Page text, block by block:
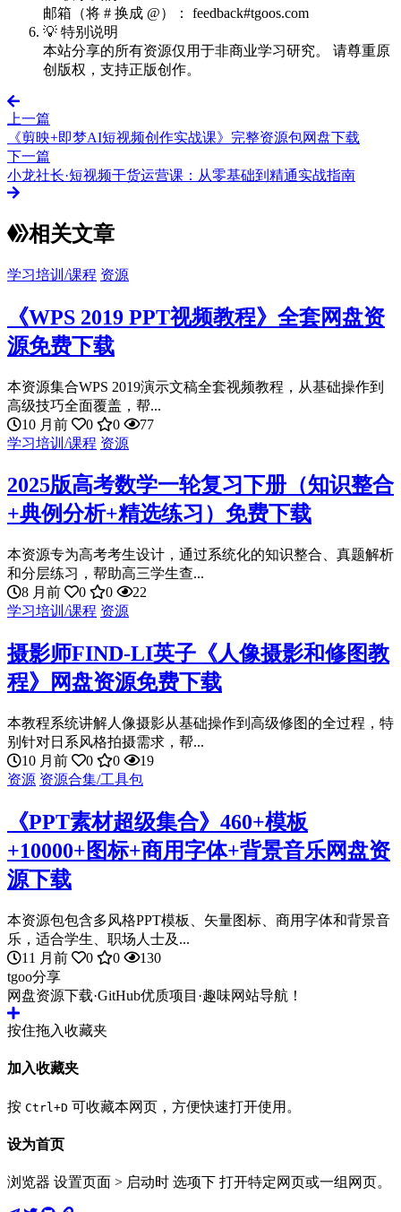
邮箱（将 # 换成 @）： feedback#tgoos.com
💡 特别说明
本站分享的所有资源仅用于非商业学习研究。 请尊重原
创版权，支持正版创作。
上一篇
《剪映+即梦AI短视频创作实战课》完整资源包网盘下载
下一篇
小龙社长·短视频干货运营课：从零基础到精通实战指南
相关文章
学习培训/课程 资源
《WPS 2019 PPT视频教程》全套网盘资
源免费下载
本资源集合WPS 2019演示文稿全套视频教程，从基础操作到
高级技巧全面覆盖，帮...
10 月前
0 0
77
学习培训/课程 资源
2025版高考数学一轮复习下册（知识整合
+典例分析+精选练习）免费下载
本资源专为高考考生设计，通过系统化的知识整合、真题解析
和分层练习，帮助高三学生查...
8 月前
0 0
22
学习培训/课程 资源
摄影师FIND-LI英子《人像摄影和修图教
程》网盘资源免费下载
本教程系统讲解人像摄影从基础操作到高级修图的全过程，特
别针对日系风格拍摄需求，帮...
10 月前
0 0
19
资源 资源合集/工具包
《PPT素材超级集合》460+模板
+10000+图标+商用字体+背景音乐网盘资
源下载
本资源包包含多风格PPT模板、矢量图标、商用字体和背景音
乐，适合学生、职场人士及...
11 月前
0 0
130
tgoo分享
网盘资源下载·GitHub优质项目·趣味网站导航！
按住拖入收藏夹
加入收藏夹
按 Ctrl+D 可收藏本网页，方便快速打开使用。
设为首页
浏览器 设置页面 > 启动时 选项下 打开特定网页或一组网页。